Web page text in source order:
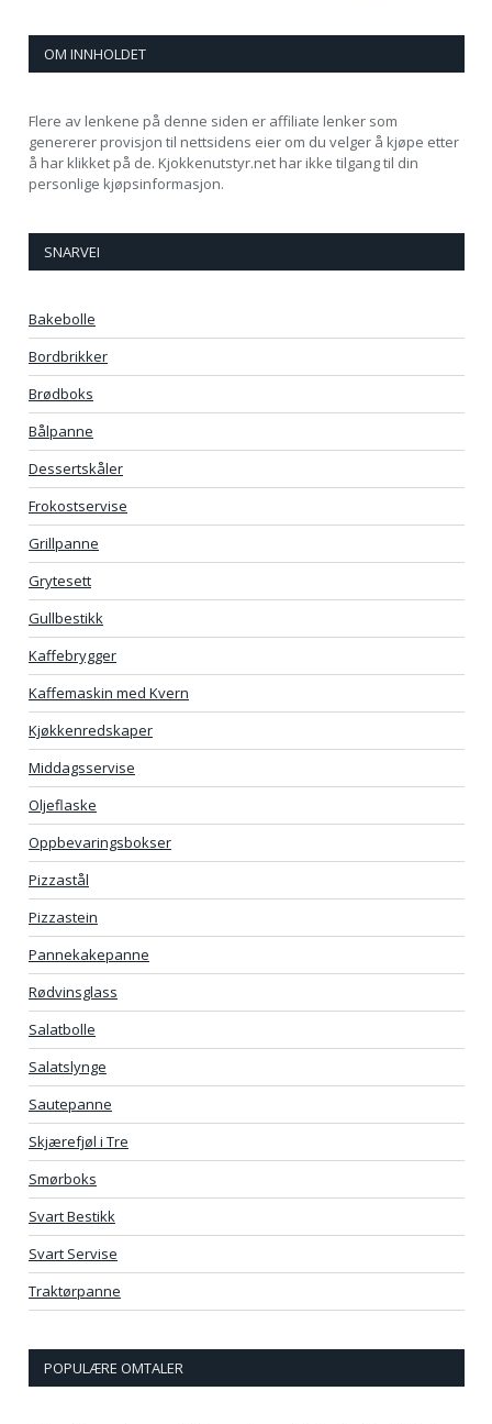
OM INNHOLDET
Flere av lenkene på denne siden er affiliate lenker som
genererer provisjon til nettsidens eier om du velger å kjøpe etter
å har klikket på de. Kjokkenutstyr.net har ikke tilgang til din
personlige kjøpsinformasjon.
SNARVEI
Bakebolle
Bordbrikker
Brødboks
Bålpanne
Dessertskåler
Frokostservise
Grillpanne
Grytesett
Gullbestikk
Kaffebrygger
Kaffemaskin med Kvern
Kjøkkenredskaper
Middagsservise
Oljeflaske
Oppbevaringsbokser
Pizzastål
Pizzastein
Pannekakepanne
Rødvinsglass
Salatbolle
Salatslynge
Sautepanne
Skjærefjøl i Tre
Smørboks
Svart Bestikk
Svart Servise
Traktørpanne
POPULÆRE OMTALER